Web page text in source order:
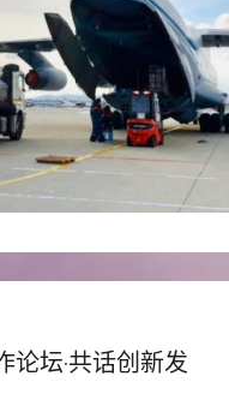
论坛·共话创新发